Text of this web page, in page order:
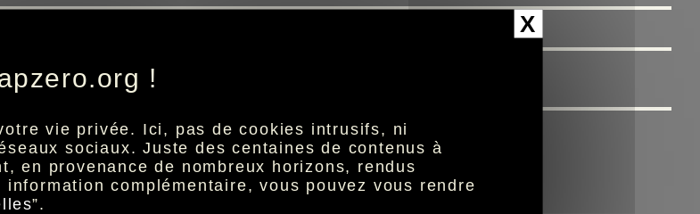
n'est pas disponible.
X
!
vie privée. Ici, pas de cookies intrusifs, ni
sociaux. Juste des centaines de contenus à
en provenance de nombreux horizons, rendus
complémentaire, vous pouvez vous rendre
”.